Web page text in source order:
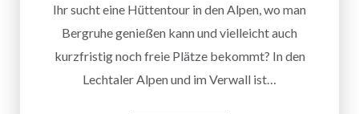
Ihr sucht eine Hüttentour in den Alpen, wo man
Bergruhe genießen kann und vielleicht auch
kurzfristig noch freie Plätze bekommt? In den
Lechtaler Alpen und im Verwall ist…